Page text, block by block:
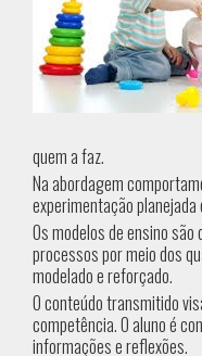
quem a faz.
Na abordagem
experimentação
Os modelos de ensino
processos por meio dos
modelado e reforçado.
O conteúdo transmitido
competência. O aluno é
informações e reflexões.